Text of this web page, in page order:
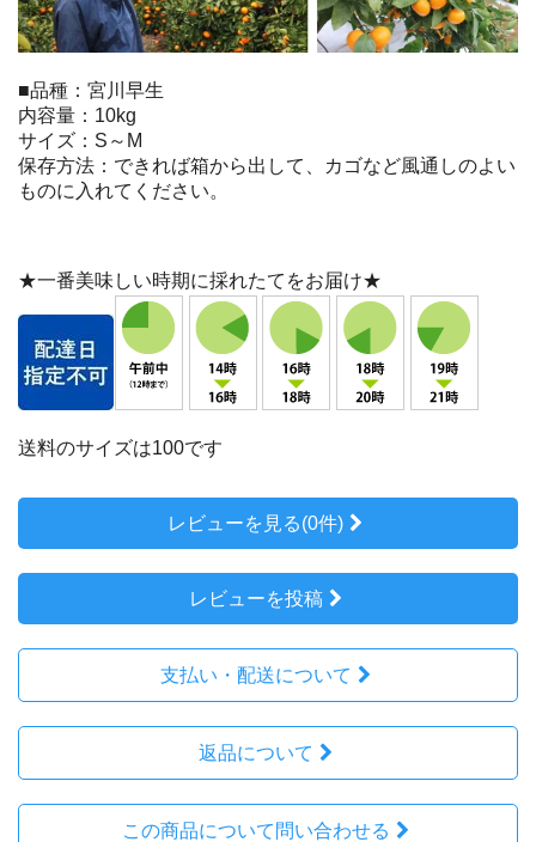
■品種：宮川早生
内容量：10kg
サイズ：S～M
保存方法：できれば箱から出して、カゴなど風通しのよい
ものに入れてください。
★一番美味しい時期に採れたてをお届け★
送料のサイズは100です
レビューを見る(0件)
レビューを投稿
支払い・配送について
返品について
この商品について問い合わせる